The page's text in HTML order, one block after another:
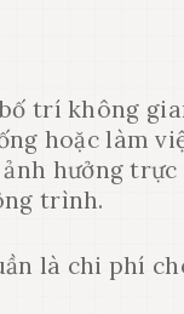
trí không
hoặc làm
hưởng
trình.
là chi phí